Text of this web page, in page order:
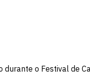
durante o Festival de